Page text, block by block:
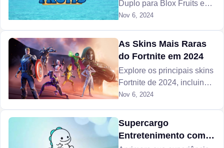
no Blox Fruit
Duplo para Blox Fruits em
setembro de 2024. Suba
nossas dicas e explore
novas Blox Fruit frutas e
Nov 6, 2024
As Skins Mais Raras
do Fortnite em 2024
Explore os principais skins
Fortnite de 2024, incluindo
Homem-Aranha, Kratos.
desbloquear essas skins
mais raras do Fortnite e
Nov 6, 2024
Supercargo
Entretenimento com